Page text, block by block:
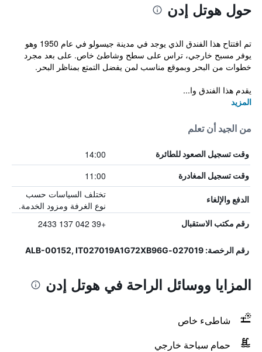
حول هوتل إدن
تم افتتاح هذا الفندق الذي يوجد في مدينة جيسولو في عام 1950 وهو
يوفر مسبح خارجي، تراس على سطح وشاطئ خاص. على بعد مجرد
خطوات من البحر وبموقع مناسب لمن يفضل التمتع بمناظر البحر.
يقدم هذا الفندق وا...
المزيد
من الجيد أن تعلم
وقت تسجيل الصعود للطائرة 14:00
وقت تسجيل المغادرة 11:00
الدفع والإلغاء
تختلف السياسات حسب
نوع الغرفة ومزود الخدمة.
رقم مكتب الاستقبال +39 042 137 2433
رقم الرخصة: 027019-ALB-00152, IT027019A1G72XB96G
المزايا ووسائل الراحة في هوتل إدن
شاطىء خاص
حمام سباحة خارجي